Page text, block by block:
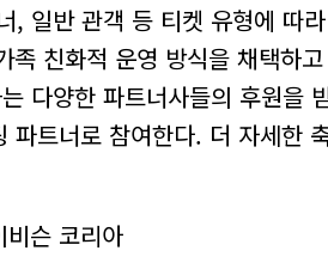
반 관객 등 티켓 유형에 따
친화적 운영 방식을 채택하
다양한 파트너사들의 후원을
트너로 참여한다. 더 자세한
비슨 코리아